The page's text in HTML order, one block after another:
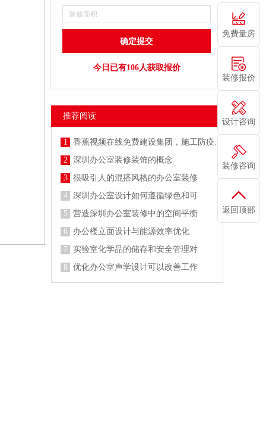
今日已有106人获取报价
推荐阅读
1
香蕉视频在线免费建设集团，施工防疫两不误
2
深圳办公室装修装饰的概念
3
很吸引人的混搭风格的办公室装修
4
深圳办公室设计如何遵循绿色和可
5
营造深圳办公室装修中的空间平衡
6
办公楼立面设计与能源效率优化
7
实验室化学品的储存和安全管理对
8
优化办公室声学设计可以改善工作
免费量房
装修报价
设计咨询
装修咨询
返回顶部